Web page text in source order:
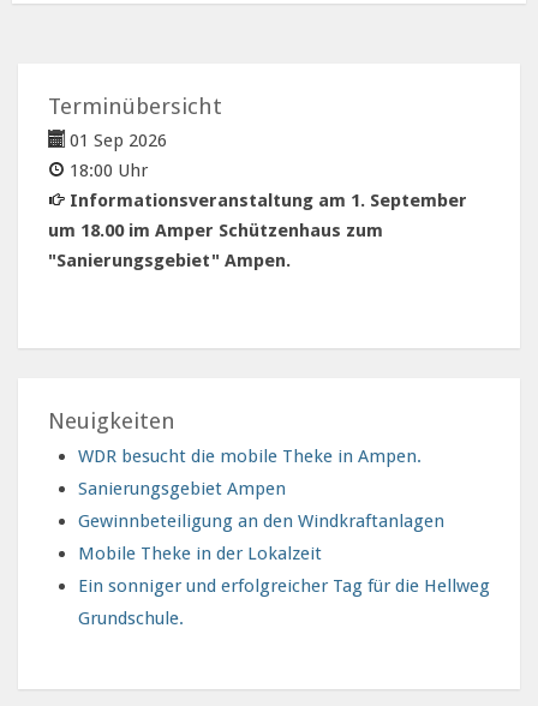
Terminübersicht
01 Sep 2026
18:00 Uhr
Informationsveranstaltung am 1. September
um 18.00 im Amper Schützenhaus zum
"Sanierungsgebiet" Ampen.
Neuigkeiten
WDR besucht die mobile Theke in Ampen.
Sanierungsgebiet Ampen
Gewinnbeteiligung an den Windkraftanlagen
Mobile Theke in der Lokalzeit
Ein sonniger und erfolgreicher Tag für die Hellweg
Grundschule.